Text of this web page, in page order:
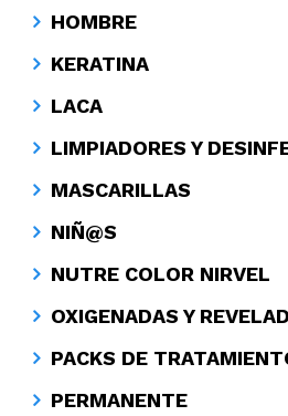
HOMBRE
KERATINA
LACA
LIMPIADORES Y
MASCARILLAS
NIÑ@S
NUTRE COLOR NIRVEL
OXIGENADAS Y
PACKS DE
PERMANENTE